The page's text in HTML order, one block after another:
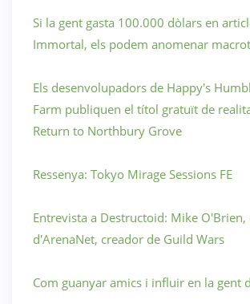
Si la gent gasta 100.000 dòlars en
Immortal, els podem anomenar
Els desenvolupadors de Happy's
Farm publiquen el títol gratuït de
Return to Northbury Grove
Ressenya: Tokyo Mirage Sessions FE
Entrevista a Destructoid: Mike
d'ArenaNet, creador de Guild Wars
Com guanyar amics i influir en la gent